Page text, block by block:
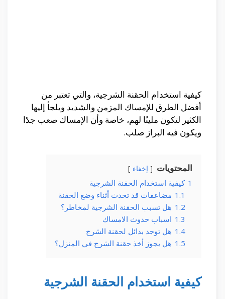
كيفية استخدام الحقنة الشرجية، والتي تعتبر من
أفضل الطرق للإمساك المزمن والشديد ويلجأ إليها
الكثير لتكون ملينًا لهم، خاصة وأن الإمساك صعب جدًا
ويكون فيه البراز صلب.
المحتويات إخفاء
1 كيفية استخدام الحقنة الشرجية
1.1 مضاعفات قد تحدث أثناء وضع الحقنة
1.2 هل تسبب الحقنة الشرجية لمخاطر؟
1.3 اسباب حدوث الامساك
1.4 هل توجد بدائل لحقنة الشرج
1.5 هل يجوز أخذ حقنة الشرج في المنزل؟
كيفية استخدام الحقنة الشرجية